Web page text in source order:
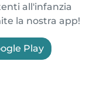
all'infanzia
la nostra app!
Play